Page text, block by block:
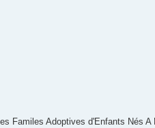
Familes Adoptives d'Enfants Nés